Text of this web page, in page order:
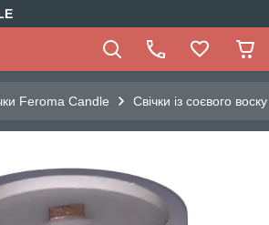
Feroma Candle Свічки із соєвого воску